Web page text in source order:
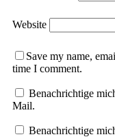
Website
Save my name,
time I comment.
Benachrichtige
Mail.
Benachrichtige